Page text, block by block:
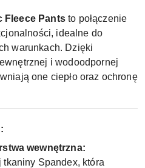
Fleece Pantsto połączenie
idealne do
warunkach. Dzięki
i wodoodpornej
one ciepło oraz ochronę
wewnętrzna:
Spandex, która